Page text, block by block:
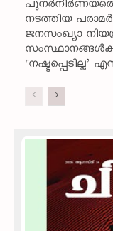
നടത്തിയ
ജനസംഖ്യാ
"നഷ്ടപ്പെടില്ല’